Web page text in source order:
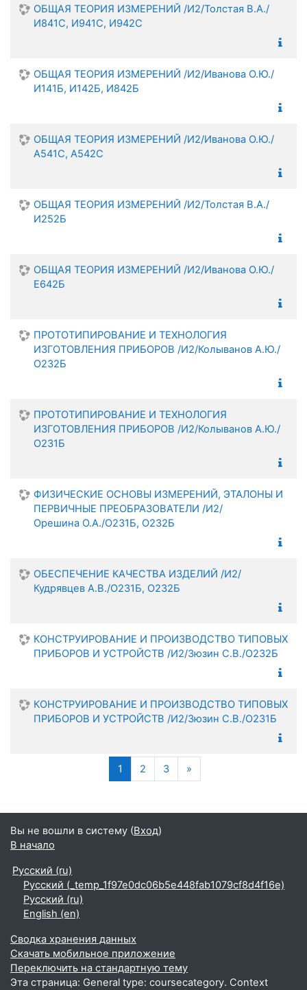
ОБЩАЯ ТЕОРИЯ ИЗМЕРЕНИЙ /И2/Толстая В.А./
И841С, И941С, И942С
ОБЩАЯ ТЕОРИЯ ИЗМЕРЕНИЙ /И2/Иванова О.Ю./
И141Б, И142Б, И842Б
ОБЩАЯ ТЕОРИЯ ИЗМЕРЕНИЙ /И2/Иванова О.Ю./
А541С, А542С
ОБЩАЯ ТЕОРИЯ ИЗМЕРЕНИЙ /И2/Толстая В.А./
И252Б
ОБЩАЯ ТЕОРИЯ ИЗМЕРЕНИЙ /И2/Иванова О.Ю./
Е642Б
ПРОТОТИПИРОВАНИЕ И ТЕХНОЛОГИЯ
ИЗГОТОВЛЕНИЯ ПРИБОРОВ /И2/Колыванов А.Ю./
О232Б
ПРОТОТИПИРОВАНИЕ И ТЕХНОЛОГИЯ
ИЗГОТОВЛЕНИЯ ПРИБОРОВ /И2/Колыванов А.Ю./
О231Б
ФИЗИЧЕСКИЕ ОСНОВЫ ИЗМЕРЕНИЙ, ЭТАЛОНЫ И
ПЕРВИЧНЫЕ ПРЕОБРАЗОВАТЕЛИ /И2/
Орешина О.А./О231Б, О232Б
ОБЕСПЕЧЕНИЕ КАЧЕСТВА ИЗДЕЛИЙ /И2/
Кудрявцев А.В./О231Б, О232Б
КОНСТРУИРОВАНИЕ И ПРОИЗВОДСТВО ТИПОВЫХ
ПРИБОРОВ И УСТРОЙСТВ /И2/Зюзин С.В./О232Б
КОНСТРУИРОВАНИЕ И ПРОИЗВОДСТВО ТИПОВЫХ
ПРИБОРОВ И УСТРОЙСТВ /И2/Зюзин С.В./О231Б
1 (текущая)
2 3 »Следующая страница
Вы не вошли в систему (Вход)
В начало
Русский ‎(ru)‎
Русский ‎(_temp_1f97e0dc06b5e448fab1079cf8d4f16e)‎
Русский ‎(ru)‎
English ‎(en)‎
Сводка хранения данных
Скачать мобильное приложение
Переключить на стандартную тему
Эта страница: General type: coursecategory. Context